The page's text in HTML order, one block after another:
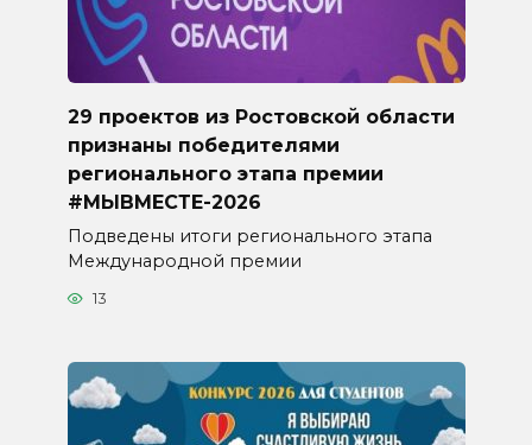
29 проектов из Ростовской области
признаны победителями
регионального этапа премии
#МЫВМЕСТЕ-2026
Подведены итоги регионального этапа
Международной премии
13